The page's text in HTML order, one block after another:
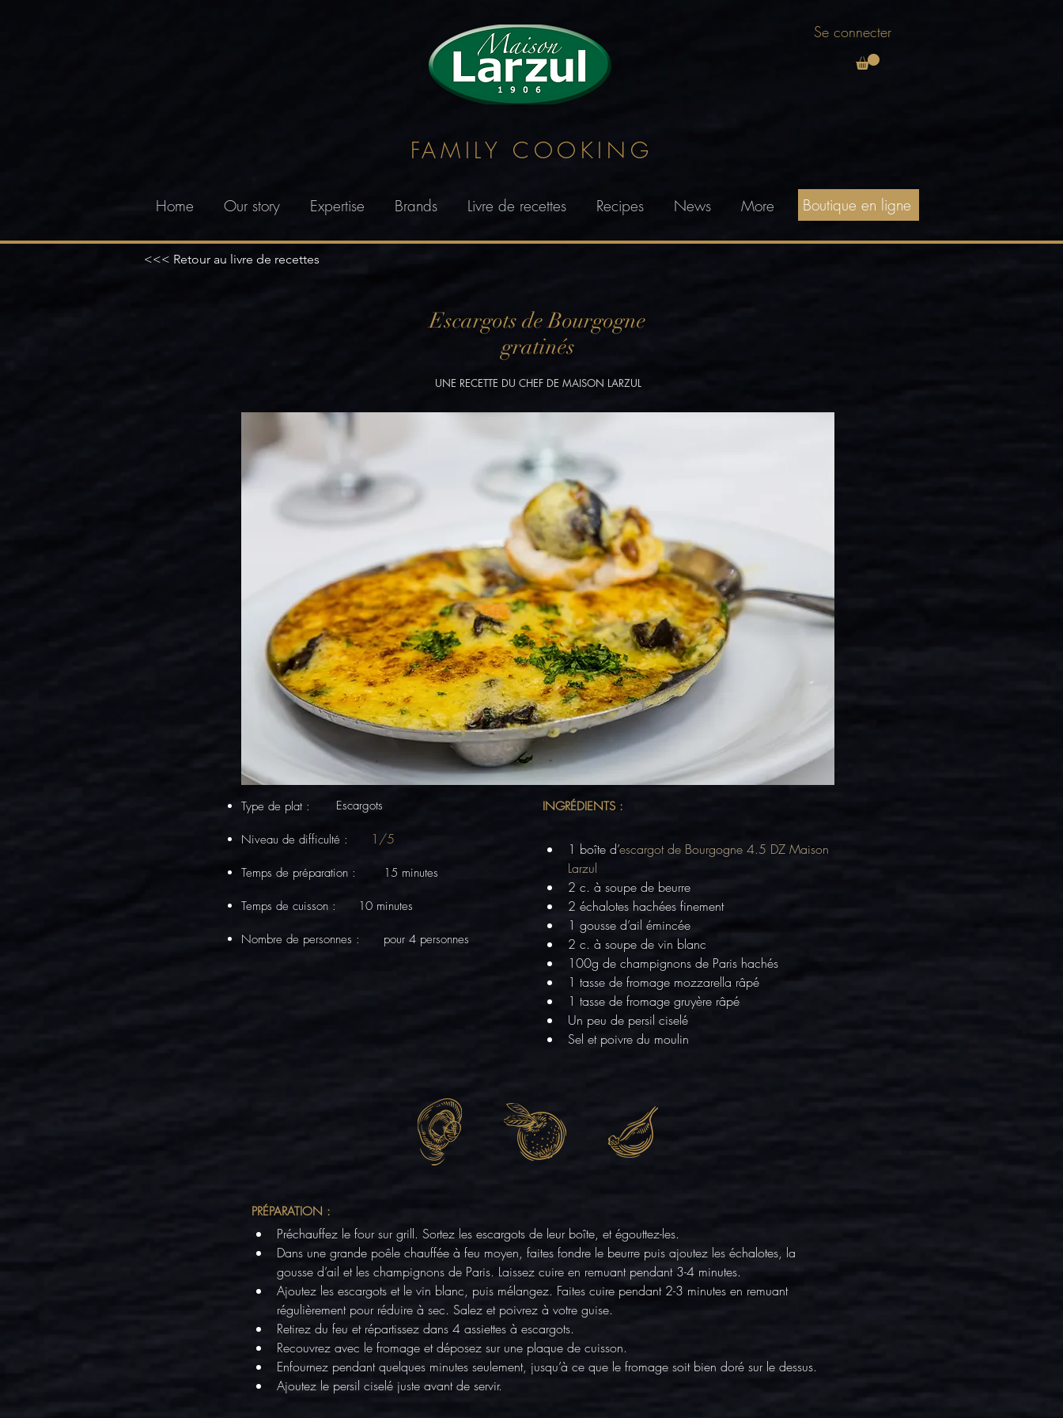
Se connecter
FAMILY COOKING
Home Our story Expertise Brands Livre de recettes Recipes News More Boutique en ligne
<<< Retour au livre de recettes
Escargots de Bourgogne
gratinés
UNE RECETTE DU CHEF DE MAISON LARZUL
Type de plat :
Niveau de difficulté :
Temps de préparation :
Temps de cuisson :
Nombre de personnes :
Escargots
1/5
15 minutes
10 minutes
pour 4 personnes
INGRÉDIENTS :
1 boîte d’escargot de Bourgogne 4.5 DZ Maison
Larzul
2 c. à soupe de beurre
2 échalotes hachées finement
1 gousse d’ail émincée
2 c. à soupe de vin blanc
100g de champignons de Paris hachés
1 tasse de fromage mozzarella râpé
1 tasse de fromage gruyère râpé
Un peu de persil ciselé
Sel et poivre du moulin
PRÉPARATION :
Préchauffez le four sur grill. Sortez les escargots de leur boîte, et égouttez-les.
Dans une grande poêle chauffée à feu moyen, faites fondre le beurre puis ajoutez les échalotes, la
gousse d’ail et les champignons de Paris. Laissez cuire en remuant pendant 3-4 minutes.
Ajoutez les escargots et le vin blanc, puis mélangez. Faites cuire pendant 2-3 minutes en remuant
régulièrement pour réduire à sec. Salez et poivrez à votre guise.
Retirez du feu et répartissez dans 4 assiettes à escargots.
Recouvrez avec le fromage et déposez sur une plaque de cuisson.
Enfournez pendant quelques minutes seulement, jusqu’à ce que le fromage soit bien doré sur le dessus.
Ajoutez le persil ciselé juste avant de servir.